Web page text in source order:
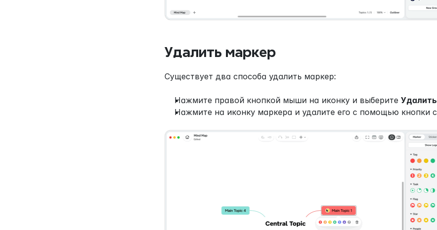
Удалить маркер
Существует два способа удалить маркер:
Нажмите правой кнопкой мыши на иконку и выберите Удалить
Нажмите на иконку маркера и удалите его с помощью кнопки с